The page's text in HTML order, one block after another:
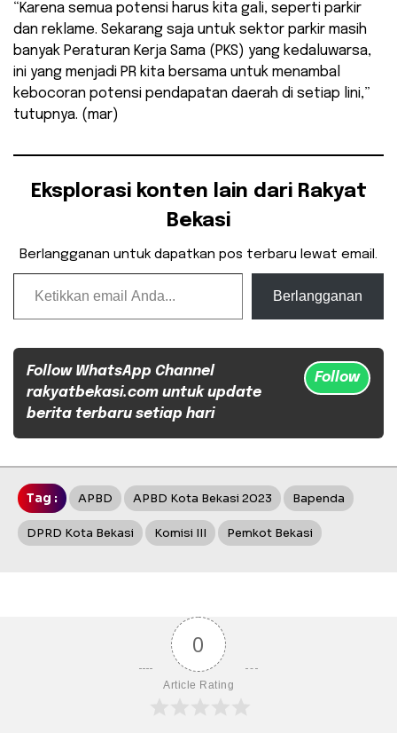
“Karena semua potensi harus kita gali, seperti parkir
dan reklame. Sekarang saja untuk sektor parkir masih
banyak Peraturan Kerja Sama (PKS) yang kedaluwarsa,
ini yang menjadi PR kita bersama untuk menambal
kebocoran potensi pendapatan daerah di setiap lini,”
tutupnya. (mar)
Eksplorasi konten lain dari Rakyat
Bekasi
Berlangganan untuk dapatkan pos terbaru lewat email.
Ketikkan email Anda...
Berlangganan
Follow WhatsApp Channel
rakyatbekasi.com untuk update
berita terbaru setiap hari
Follow
Tag : APBD APBD Kota Bekasi 2023 Bapenda
DPRD Kota Bekasi Komisi III Pemkot Bekasi
0
Article Rating